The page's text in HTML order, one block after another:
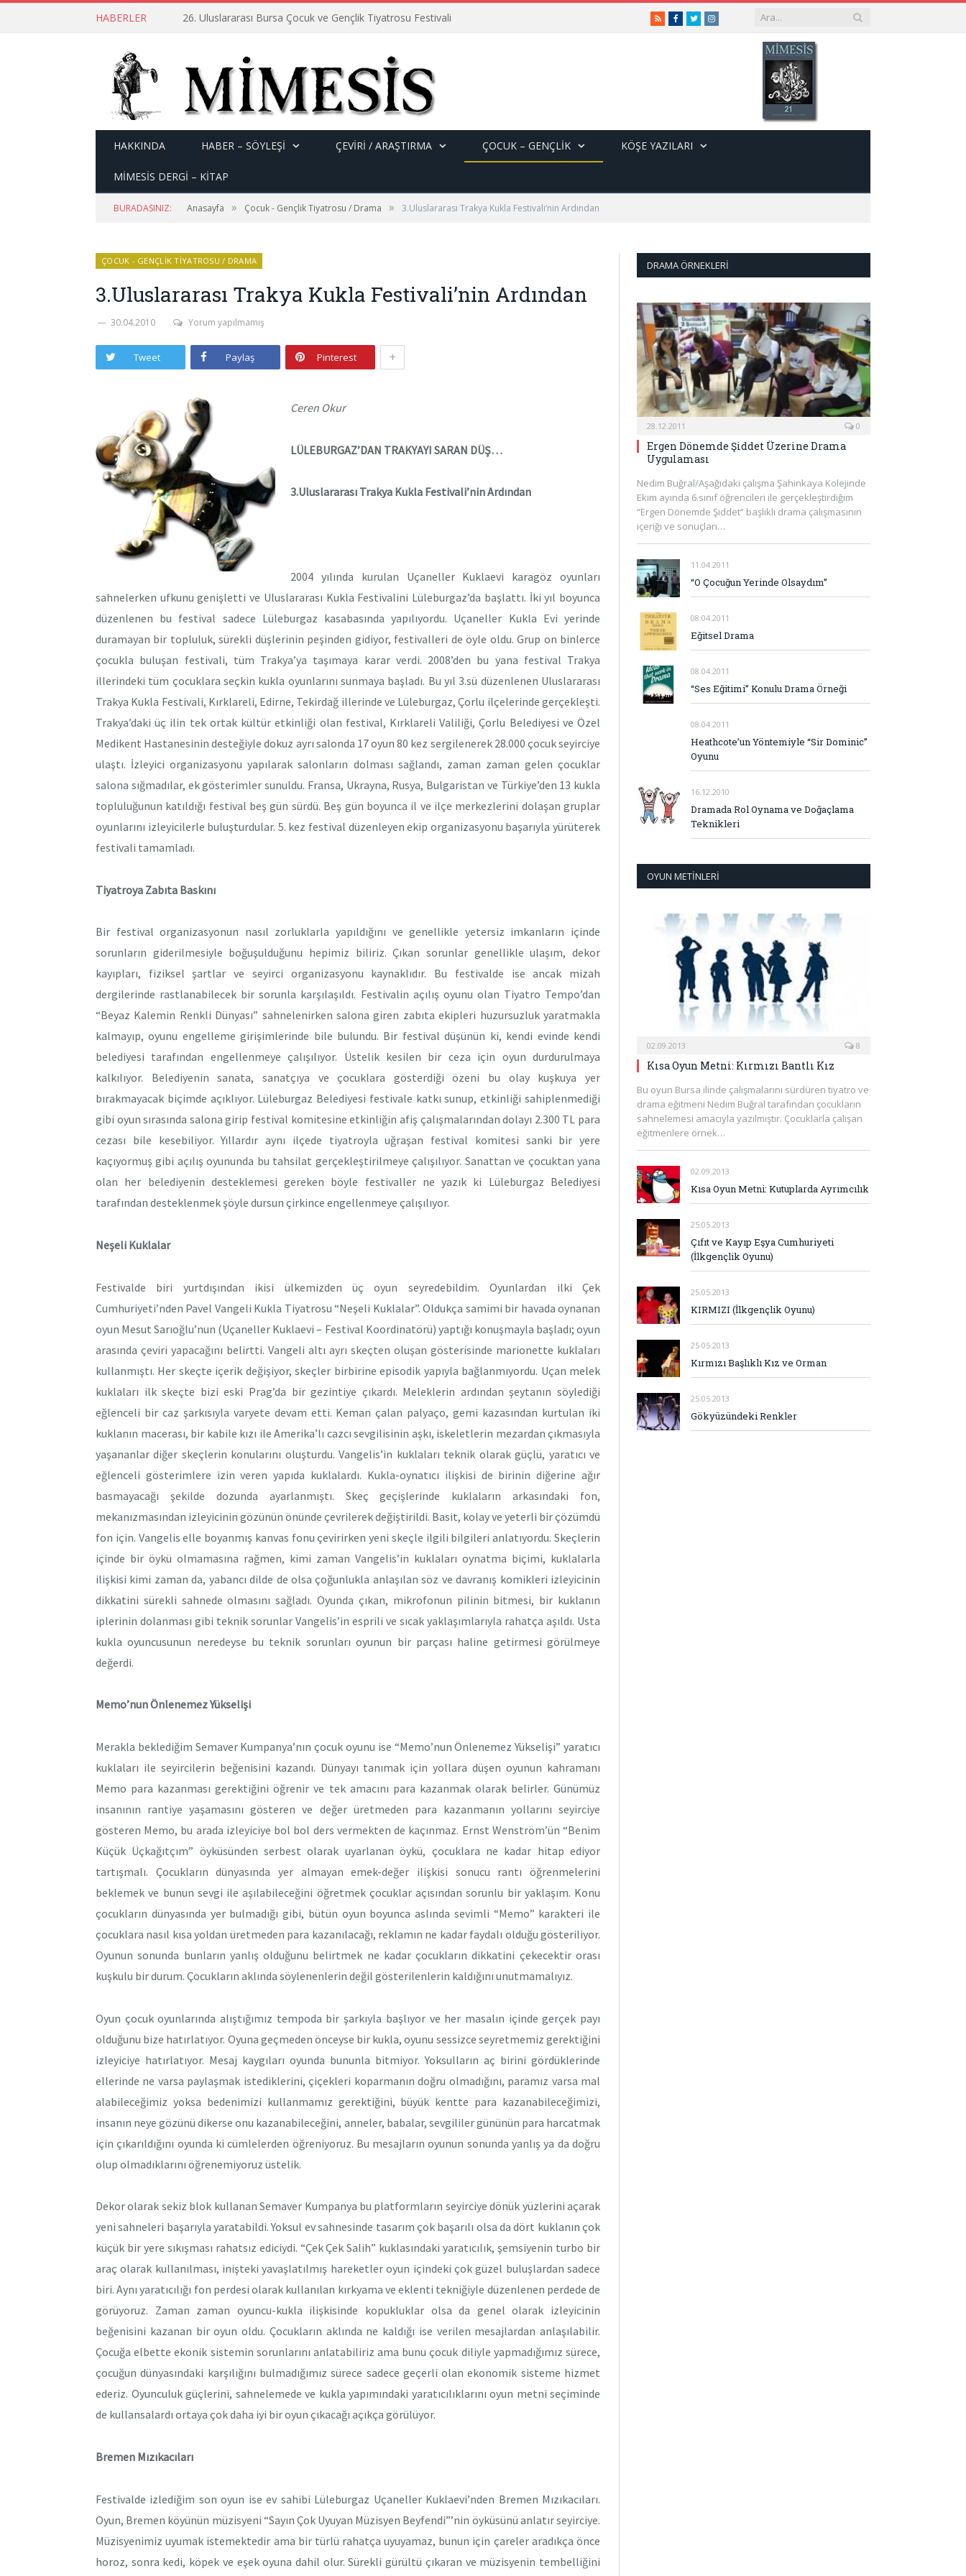
HABERLER 26. Uluslararası Bursa Çocuk ve Gençlik Tiyatrosu Festivali RSSFacebook
TwitterInstagram
HAKKINDA HABER – SÖYLEŞI ÇEVİRİ / ARAŞTIRMA ÇOCUK – GENÇLIK KÖŞE YAZILARI
MİMESİS DERGİ – KİTAP
BURADASINIZ: Anasayfa » Çocuk - Gençlik Tiyatrosu / Drama » 3.Uluslararası Trakya Kukla Festivali’nin Ardından
ÇOCUK - GENÇLIK TIYATROSU / DRAMA
3.Uluslararası Trakya Kukla Festivali’nin Ardından
30.04.2010 Yorum yapılmamış
Tweet Paylaş Pinterest +
Ceren Okur
LÜLEBURGAZ’DAN TRAKYAYI SARAN DÜŞ…
3.Uluslararası Trakya Kukla Festivali’nin Ardından
2004 yılında kurulan Uçaneller Kuklaevi karagöz oyunları
sahnelerken ufkunu genişletti ve Uluslararası Kukla Festivalini Lüleburgaz’da başlattı. İki yıl boyunca
düzenlenen bu festival sadece Lüleburgaz kasabasında yapılıyordu. Uçaneller Kukla Evi yerinde
duramayan bir topluluk, sürekli düşlerinin peşinden gidiyor, festivalleri de öyle oldu. Grup on binlerce
çocukla buluşan festivali, tüm Trakya’ya taşımaya karar verdi. 2008’den bu yana festival Trakya
illerindeki tüm çocuklara seçkin kukla oyunlarını sunmaya başladı. Bu yıl 3.sü düzenlenen Uluslararası
Trakya Kukla Festivali, Kırklareli, Edirne, Tekirdağ illerinde ve Lüleburgaz, Çorlu ilçelerinde gerçekleşti.
Trakya’daki üç ilin tek ortak kültür etkinliği olan festival, Kırklareli Valiliği, Çorlu Belediyesi ve Özel
Medikent Hastanesinin desteğiyle dokuz ayrı salonda 17 oyun 80 kez sergilenerek 28.000 çocuk seyirciye
ulaştı. İzleyici organizasyonu yapılarak salonların dolması sağlandı, zaman zaman gelen çocuklar
salona sığmadılar, ek gösterimler sunuldu. Fransa, Ukrayna, Rusya, Bulgaristan ve Türkiye’den 13 kukla
topluluğunun katıldığı festival beş gün sürdü. Beş gün boyunca il ve ilçe merkezlerini dolaşan gruplar
oyunlarını izleyicilerle buluşturdular. 5. kez festival düzenleyen ekip organizasyonu başarıyla yürüterek
festivali tamamladı.
Tiyatroya Zabıta Baskını
Bir festival organizasyonun nasıl zorluklarla yapıldığını ve genellikle yetersiz imkanların içinde
sorunların giderilmesiyle boğuşulduğunu hepimiz biliriz. Çıkan sorunlar genellikle ulaşım, dekor
kayıpları, fiziksel şartlar ve seyirci organizasyonu kaynaklıdır. Bu festivalde ise ancak mizah
dergilerinde rastlanabilecek bir sorunla karşılaşıldı. Festivalin açılış oyunu olan Tiyatro Tempo’dan
“Beyaz Kalemin Renkli Dünyası” sahnelenirken salona giren zabıta ekipleri huzursuzluk yaratmakla
kalmayıp, oyunu engelleme girişimlerinde bile bulundu. Bir festival düşünün ki, kendi evinde kendi
belediyesi tarafından engellenmeye çalışılıyor. Üstelik kesilen bir ceza için oyun durdurulmaya
kalkılıyor. Belediyenin sanata, sanatçıya ve çocuklara gösterdiği özeni bu olay kuşkuya yer
bırakmayacak biçimde açıklıyor. Lüleburgaz Belediyesi festivale katkı sunup, etkinliği sahiplenmediği
gibi oyun sırasında salona girip festival komitesine etkinliğin afiş çalışmalarından dolayı 2.300 TL para
cezası bile kesebiliyor. Yıllardır aynı ilçede tiyatroyla uğraşan festival komitesi sanki bir yere
kaçıyormuş gibi açılış oyununda bu tahsilat gerçekleştirilmeye çalışılıyor. Sanattan ve çocuktan yana
olan her belediyenin desteklemesi gereken böyle festivaller ne yazık ki Lüleburgaz Belediyesi
tarafından desteklenmek şöyle dursun çirkince engellenmeye çalışılıyor.
Neşeli Kuklalar
Festivalde biri yurtdışından ikisi ülkemizden üç oyun seyredebildim. Oyunlardan ilki Çek
Cumhuriyeti’nden Pavel Vangeli Kukla Tiyatrosu “Neşeli Kuklalar”. Oldukça samimi bir havada oynanan
oyun Mesut Sarıoğlu’nun (Uçaneller Kuklaevi – Festival Koordinatörü) yaptığı konuşmayla başladı; oyun
arasında çeviri yapacağını belirtti. Vangeli altı ayrı skeçten oluşan gösterisinde marionette kuklaları
kullanmıştı. Her skeçte içerik değişiyor, skeçler birbirine episodik yapıyla bağlanmıyordu. Uçan melek
kuklaları ilk skeçte bizi eski Prag’da bir gezintiye çıkardı. Meleklerin ardından şeytanın söylediği
eğlenceli bir caz şarkısıyla varyete devam etti. Keman çalan palyaço, gemi kazasından kurtulan iki
kuklanın macerası, bir kabile kızı ile Amerika’lı cazcı sevgilisinin aşkı, iskeletlerin mezardan çıkmasıyla
yaşananlar diğer skeçlerin konularını oluşturdu. Vangelis’in kuklaları teknik olarak güçlü, yaratıcı ve
eğlenceli gösterimlere izin veren yapıda kuklalardı. Kukla-oynatıcı ilişkisi de birinin diğerine ağır
basmayacağı şekilde dozunda ayarlanmıştı. Skeç geçişlerinde kuklaların arkasındaki fon,
mekanızmasından izleyicinin gözünün önünde çevrilerek değiştirildi. Basit, kolay ve yeterli bir çözümdü
fon için. Vangelis elle boyanmış kanvas fonu çevirirken yeni skeçle ilgili bilgileri anlatıyordu. Skeçlerin
içinde bir öykü olmamasına rağmen, kimi zaman Vangelis’in kuklaları oynatma biçimi, kuklalarla
ilişkisi kimi zaman da, yabancı dilde de olsa çoğunlukla anlaşılan söz ve davranış komikleri izleyicinin
dikkatini sürekli sahnede olmasını sağladı. Oyunda çıkan, mikrofonun pilinin bitmesi, bir kuklanın
iplerinin dolanması gibi teknik sorunlar Vangelis’in esprili ve sıcak yaklaşımlarıyla rahatça aşıldı. Usta
kukla oyuncusunun neredeyse bu teknik sorunları oyunun bir parçası haline getirmesi görülmeye
değerdi.
Memo’nun Önlenemez Yükselişi
Merakla beklediğim Semaver Kumpanya’nın çocuk oyunu ise “Memo’nun Önlenemez Yükselişi” yaratıcı
kuklaları ile seyircilerin beğenisini kazandı. Dünyayı tanımak için yollara düşen oyunun kahramanı
Memo para kazanması gerektiğini öğrenir ve tek amacını para kazanmak olarak belirler. Günümüz
insanının rantiye yaşamasını gösteren ve değer üretmeden para kazanmanın yollarını seyirciye
gösteren Memo, bu arada izleyiciye bol bol ders vermekten de kaçınmaz. Ernst Wenström’ün “Benim
Küçük Üçkağıtçım” öyküsünden serbest olarak uyarlanan öykü, çocuklara ne kadar hitap ediyor
tartışmalı. Çocukların dünyasında yer almayan emek-değer ilişkisi sonucu rantı öğrenmelerini
beklemek ve bunun sevgi ile aşılabileceğini öğretmek çocuklar açısından sorunlu bir yaklaşım. Konu
çocukların dünyasında yer bulmadığı gibi, bütün oyun boyunca aslında sevimli “Memo” karakteri ile
çocuklara nasıl kısa yoldan üretmeden para kazanılacağı, reklamın ne kadar faydalı olduğu gösteriliyor.
Oyunun sonunda bunların yanlış olduğunu belirtmek ne kadar çocukların dikkatini çekecektir orası
kuşkulu bir durum. Çocukların aklında söylenenlerin değil gösterilenlerin kaldığını unutmamalıyız.
Oyun çocuk oyunlarında alıştığımız tempoda bir şarkıyla başlıyor ve her masalın içinde gerçek payı
olduğunu bize hatırlatıyor. Oyuna geçmeden önceyse bir kukla, oyunu sessizce seyretmemiz gerektiğini
izleyiciye hatırlatıyor. Mesaj kaygıları oyunda bununla bitmiyor. Yoksulların aç birini gördüklerinde
ellerinde ne varsa paylaşmak istediklerini, çiçekleri koparmanın doğru olmadığını, paramız varsa mal
alabileceğimiz yoksa bedenimizi kullanmamız gerektiğini, büyük kentte para kazanabileceğimizi,
insanın neye gözünü dikerse onu kazanabileceğini, anneler, babalar, sevgililer gününün para harcatmak
için çıkarıldığını oyunda ki cümlelerden öğreniyoruz. Bu mesajların oyunun sonunda yanlış ya da doğru
olup olmadıklarını öğrenemiyoruz üstelik.
Dekor olarak sekiz blok kullanan Semaver Kumpanya bu platformların seyirciye dönük yüzlerini açarak
yeni sahneleri başarıyla yaratabildi. Yoksul ev sahnesinde tasarım çok başarılı olsa da dört kuklanın çok
küçük bir yere sıkışması rahatsız ediciydi. “Çek Çek Salih” kuklasındaki yaratıcılık, şemsiyenin turbo bir
araç olarak kullanılması, inişteki yavaşlatılmış hareketler oyun içindeki çok güzel buluşlardan sadece
biri. Aynı yaratıcılığı fon perdesi olarak kullanılan kırkyama ve eklenti tekniğiyle düzenlenen perdede de
görüyoruz. Zaman zaman oyuncu-kukla ilişkisinde kopukluklar olsa da genel olarak izleyicinin
beğenisini kazanan bir oyun oldu. Çocukların aklında ne kaldığı ise verilen mesajlardan anlaşılabilir.
Çocuğa elbette ekonik sistemin sorunlarını anlatabiliriz ama bunu çocuk diliyle yapmadığımız sürece,
çocuğun dünyasındaki karşılığını bulmadığımız sürece sadece geçerli olan ekonomik sisteme hizmet
ederiz. Oyunculuk güçlerini, sahnelemede ve kukla yapımındaki yaratıcılıklarını oyun metni seçiminde
de kullansalardı ortaya çok daha iyi bir oyun çıkacağı açıkça görülüyor.
Bremen Mızıkacıları
Festivalde izlediğim son oyun ise ev sahibi Lüleburgaz Uçaneller Kuklaevi’nden Bremen Mızıkacıları.
Oyun, Bremen köyünün müzisyeni “Sayın Çok Uyuyan Müzisyen Beyfendi”’nin öyküsünü anlatır seyirciye.
Müzisyenimiz uyumak istemektedir ama bir türlü rahatça uyuyamaz, bunun için çareler aradıkça önce
horoz, sonra kedi, köpek ve eşek oyuna dahil olur. Sürekli gürültü çıkaran ve müzisyenin tembelliğini
DRAMA ÖRNEKLERI
28.12.2011 0
Ergen Dönemde Şiddet Üzerine Drama
Uygulaması
Nedim Buğral/Aşağıdaki çalışma Şahinkaya Kolejinde
Ekim ayında 6.sınıf öğrencileri ile gerçekleştirdiğim
“Ergen Dönemde Şiddet” başlıklı drama çalışmasının
içeriği ve sonuçları…
11.04.2011
“O Çocuğun Yerinde Olsaydım”
08.04.2011
Eğitsel Drama
08.04.2011
“Ses Eğitimi” Konulu Drama Örneği
08.04.2011
Heathcote’un Yöntemiyle “Sir Dominic”
Oyunu
16.12.2010
Dramada Rol Oynama ve Doğaçlama
Teknikleri
OYUN METINLERI
02.09.2013 8
Kısa Oyun Metni: Kırmızı Bantlı Kız
Bu oyun Bursa ilinde çalışmalarını sürdüren tiyatro ve
drama eğitmeni Nedim Buğral tarafından çocukların
sahnelemesi amacıyla yazılmıştır. Çocuklarla çalışan
eğitmenlere örnek…
02.09.2013
Kısa Oyun Metni: Kutuplarda Ayrımcılık
25.05.2013
Çıfıt ve Kayıp Eşya Cumhuriyeti
(İlkgençlik Oyunu)
25.05.2013
KIRMIZI (İlkgençlik Oyunu)
25.05.2013
Kırmızı Başlıklı Kız ve Orman
25.05.2013
Gökyüzündeki Renkler